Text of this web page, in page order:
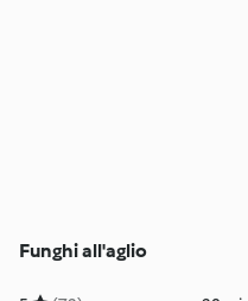
Funghi all'aglio